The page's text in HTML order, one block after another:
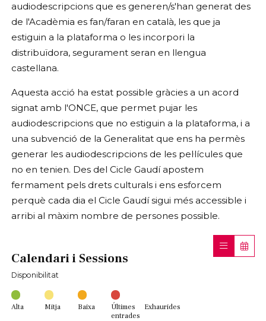
audiodescripcions que es generen/s'han generat des
de l'Acadèmia es fan/faran en català, les que ja
estiguin a la plataforma o les incorpori la
distribuïdora, segurament seran en llengua
castellana.
Aquesta acció ha estat possible gràcies a un acord
signat amb l'ONCE, que permet pujar les
audiodescripcions que no estiguin a la plataforma, i a
una subvenció de la Generalitat que ens ha permès
generar les audiodescripcions de les pel·lícules que
no en tenien. Des del Cicle Gaudí apostem
fermament pels drets culturals i ens esforcem
perquè cada dia el Cicle Gaudí sigui més accessible i
arribi al màxim nombre de persones possible.
Calendari i Sessions
Disponibilitat
Alta Mitja Baixa
Últimes
entrades
Exhaurides